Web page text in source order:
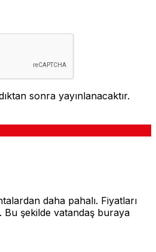
sonra yayınlanacaktır.
daha pahalı. Fiyatları
Bu şekilde vatandaş buraya